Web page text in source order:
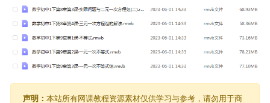
声明： 本站所有网课教程资源素材仅供学习与参考，请勿用于商